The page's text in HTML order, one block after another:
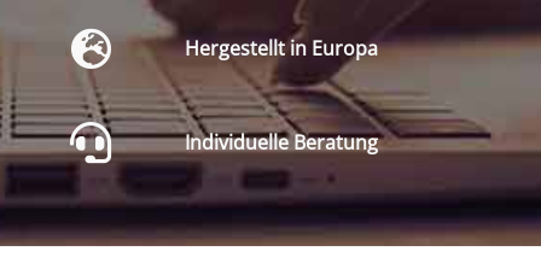
Hergestellt in Europa
Individuelle Beratung